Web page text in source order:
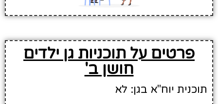
פרטים על תוכניות גן ילדים
חושן ב'
תוכנית יוח"א בגן: לא